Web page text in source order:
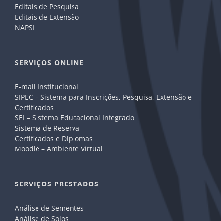
Editais de Pesquisa
Editais de Extensão
NAPSI
SERVIÇOS ONLINE
E-mail Institucional
SIPEC – Sistema para Inscrições, Pesquisa, Extensão e
Certificados
SEI – Sistema Educacional Integrado
Sistema de Reserva
Certificados e Diplomas
Moodle – Ambiente Virtual
SERVIÇOS PRESTADOS
Análise de Sementes
Análise de Solos